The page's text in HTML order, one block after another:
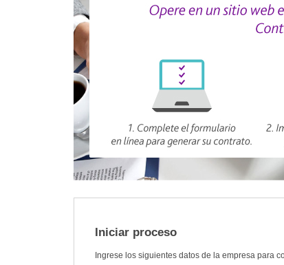
Iniciar proceso
Ingrese los siguientes datos de la empresa para